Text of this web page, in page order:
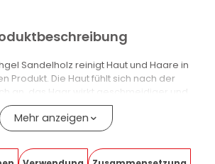
Sandelholz reinigt Haut und Haare in
Produkt. Die Haut fühlt sich nach der
an, das Haar wirkt geschmeidiger und
nach Kaschmirischem Sandelholz ist
exotisch und anhaltend.
hilft, das Haar geschmeidiger
Mehr anzeigen